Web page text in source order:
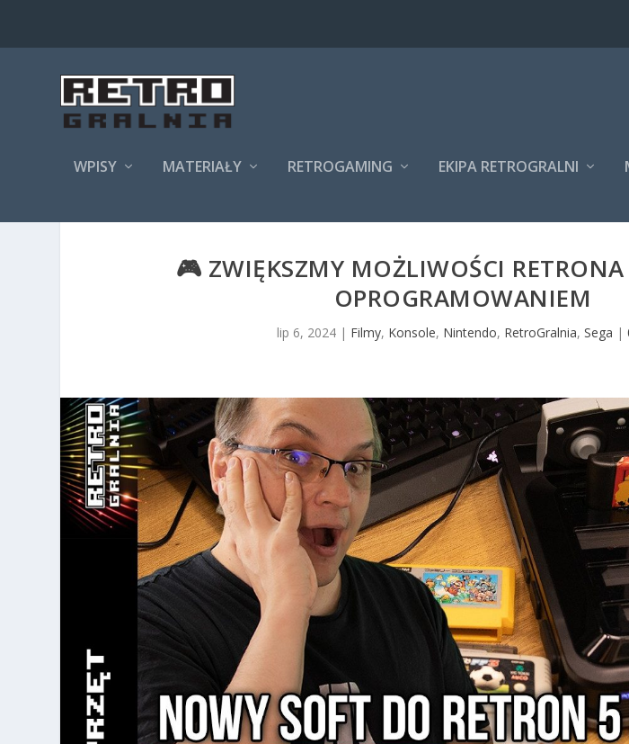
WPISY MATERIAŁY RETROGAMING EKIPA RETROGRALNI
🎮 ZWIĘKSZMY MOŻLIWOŚCI
OPROGRAMOWANIEM
lip 6, 2024| Filmy, Konsole, Nintendo, RetroGralnia, Sega |